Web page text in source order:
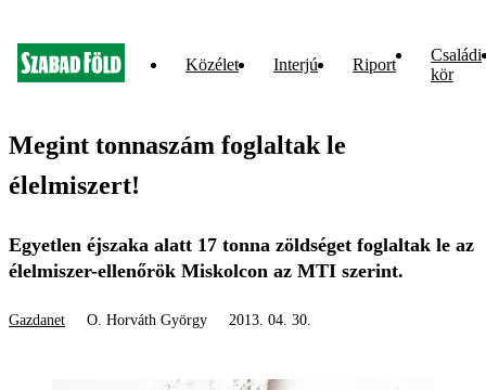
Közélet Interjú Riport
Családi
kör
Megint tonnaszám foglaltak le
élelmiszert!
Egyetlen éjszaka alatt 17 tonna zöldséget foglaltak le az
élelmiszer-ellenőrök Miskolcon az MTI szerint.
Gazdanet O. Horváth György 2013. 04. 30.